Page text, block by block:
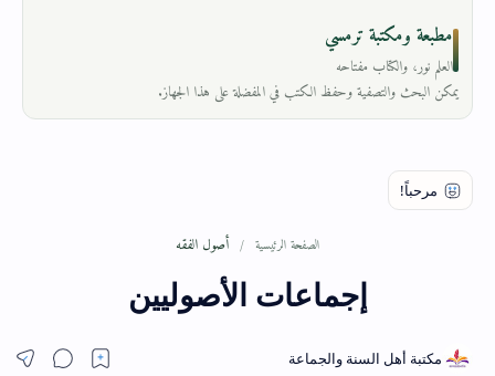
مطبعة ومكتبة ترمسي
العلم نور، والكتاب مفتاحه
يمكن البحث والتصفية وحفظ الكتب في المفضلة على هذا الجهاز.
الصفحة الرئيسية أصول الفقه
إجماعات الأصوليين